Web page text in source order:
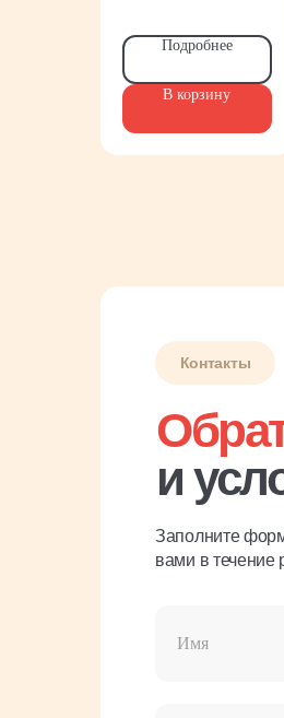
ДаридаПодробнее
В корзину
и
Контакты
Заполните
вами в течение
Имя